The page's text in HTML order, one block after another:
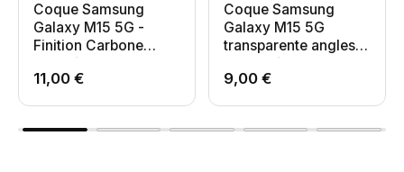
Coque Samsung
Galaxy M15 5G -
Finition Carbone
Brossée Noir
11,00 €
Coque Samsung
Galaxy M15 5G
transparente angles
renforcés
9,00 €